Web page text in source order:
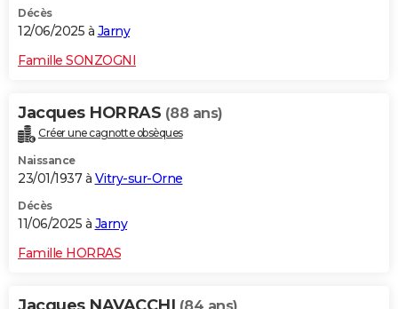
Décès
12/06/2025 à Jarny
Famille SONZOGNI
Jacques HORRAS (88 ans)
Créer une cagnotte obsèques
Naissance
23/01/1937 à Vitry-sur-Orne
Décès
11/06/2025 à Jarny
Famille HORRAS